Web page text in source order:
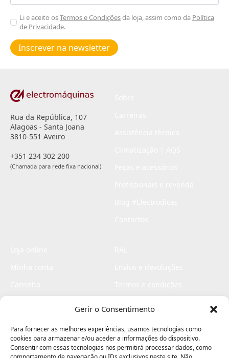
Gerir o Consentimento
Para fornecer as melhores experiências, usamos tecnologias como
cookies para armazenar e/ou aceder a informações do dispositivo.
Consentir com essas tecnologias nos permitirá processar dados, como
Aceitar
Poiticas
de
privacidade
Li e aceito osTermos e Condiçõesda loja, assim como da Política
de Privacidade.
Inscrever na newsletter
Rua da República, 107
Alagoas - Santa Joana
3810-551 Aveiro
+351 234 302 200
(Chamada para rede fixa nacional)
Livro de elogios